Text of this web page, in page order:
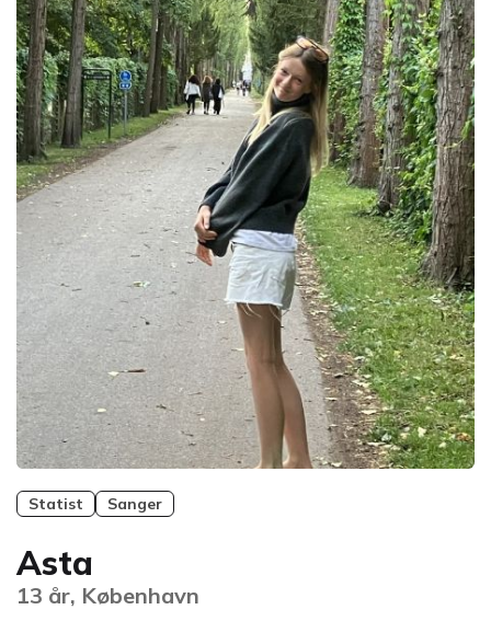
Statist Sanger
Asta
13 år, København